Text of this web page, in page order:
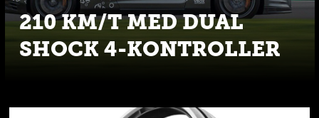
210 KM/T MED DUAL
SHOCK 4-KONTROLLER